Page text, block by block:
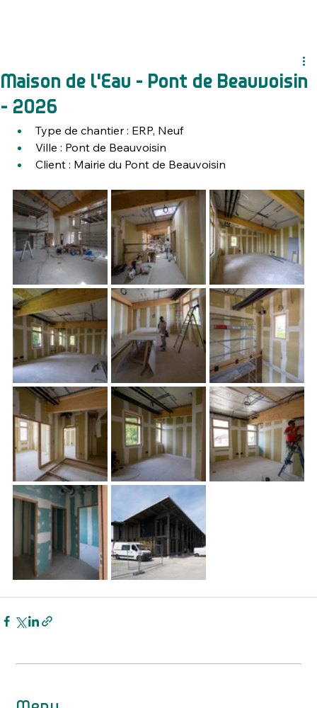
Maison de l'Eau - Pont de Beauvoisin
- 2026
Type de chantier : ERP, Neuf
Ville : Pont de Beauvoisin
Client : Mairie du Pont de Beauvoisin